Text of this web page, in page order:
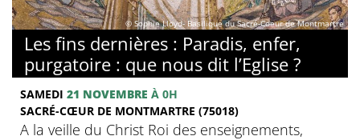
© Sophie Lloyd- Basilique du Sacré-Coeur de Montmartre
Les fins dernières : Paradis, enfer,
purgatoire : que nous dit l’Eglise ?
SAMEDI 21 NOVEMBRE À 0H
SACRÉ-CŒUR DE MONTMARTRE (75018)
A la veille du Christ Roi des enseignements,